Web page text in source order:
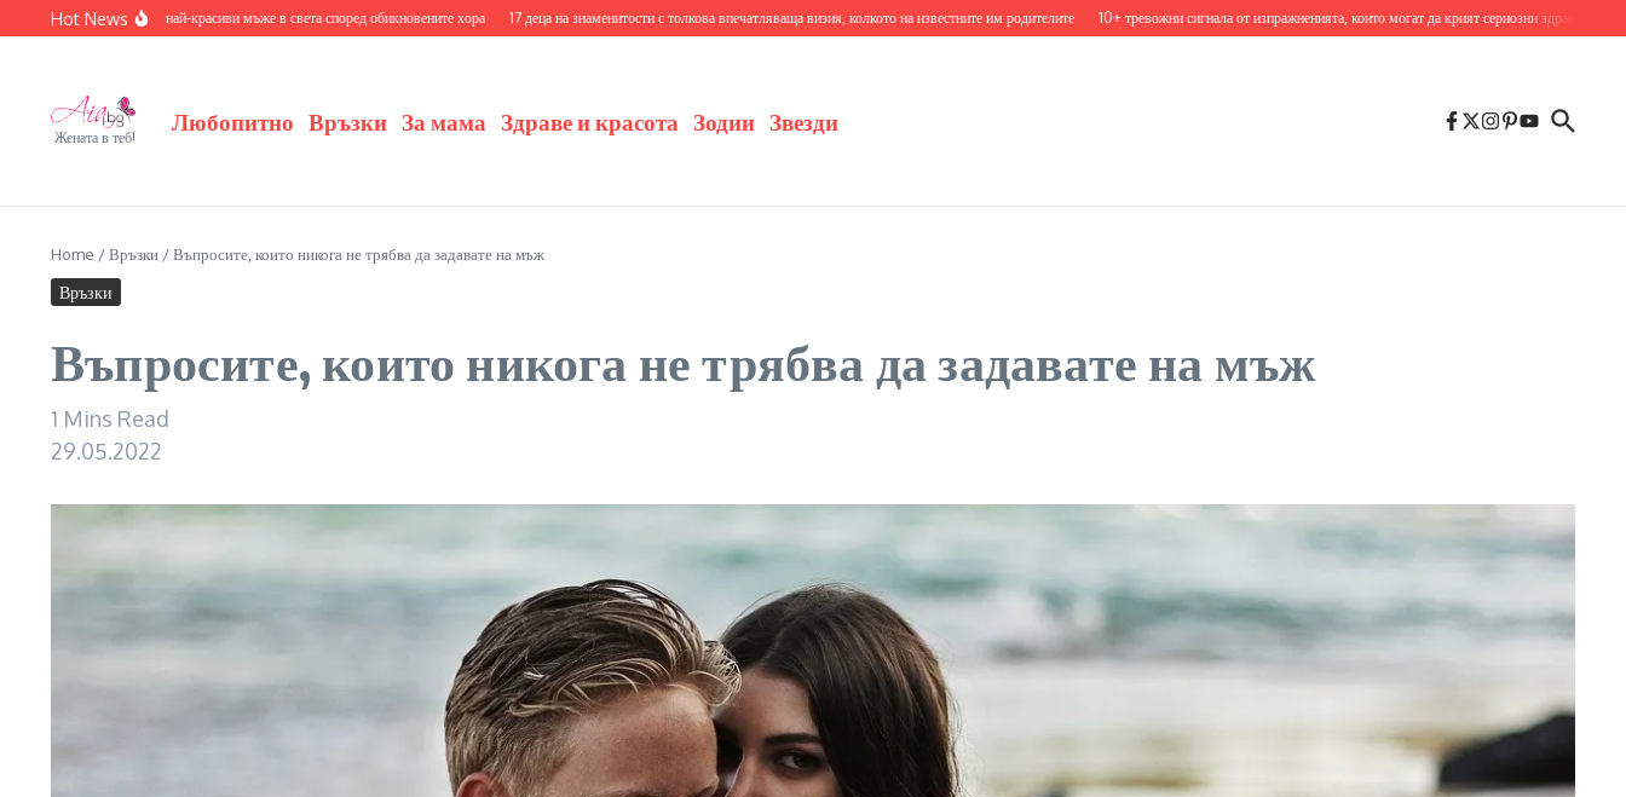
Skip to content
Hot News
се с 20-те най-красиви мъже в света според обикновените хора 17 деца на знаменитости с толкова впечатляваща визия, колкото на известните им родителите 10+ тревожни сигнала от изпражненията, които могат да крият сериозни здравословни
Жената в теб!
Любопитно Връзки За мама Здраве и красота Зодии Звезди
Home /Връзки /Въпросите, които никога не трябва да задавате на мъж
Връзки
Въпросите, които никога не трябва да задавате на мъж
1 Mins Read
29.05.2022